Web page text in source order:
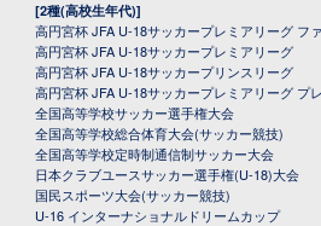
[2種(高校生年代)]
高円宮杯 JFA U-18サッカープレミアリーグ フ
高円宮杯 JFA U-18サッカープレミアリーグ
高円宮杯 JFA U-18サッカープリンスリーグ
高円宮杯 JFA U-18サッカープレミアリーグ プ
全国高等学校サッカー選手権大会
全国高等学校総合体育大会(サッカー競技)
全国高等学校定時制通信制サッカー大会
日本クラブユースサッカー選手権(U-18)大会
国民スポーツ大会(サッカー競技)
U-16 インターナショナルドリームカップ